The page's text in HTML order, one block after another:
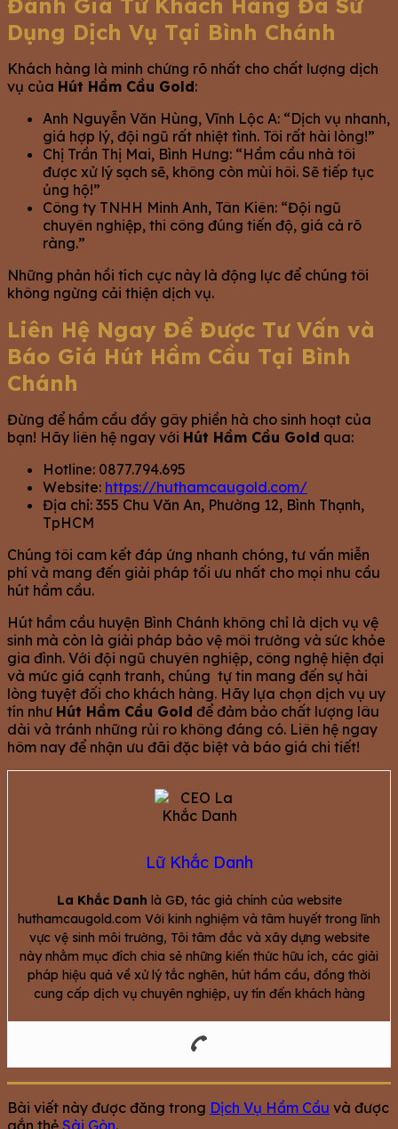
Dụng Dịch Vụ Tại Bình Chánh
Khách hàng là minh chứng rõ nhất cho chất lượng dịch
vụ của Hút Hầm Cầu Gold:
Anh Nguyễn Văn Hùng, Vĩnh Lộc A: “Dịch vụ nhanh,
giá hợp lý, đội ngũ rất nhiệt tình. Tôi rất hài lòng!”
Chị Trần Thị Mai, Bình Hưng: “Hầm cầu nhà tôi
được xử lý sạch sẽ, không còn mùi hôi. Sẽ tiếp tục
ủng hộ!”
Công ty TNHH Minh Anh, Tân Kiên: “Đội ngũ
chuyên nghiệp, thi công đúng tiến độ, giá cả rõ
ràng.”
Những phản hồi tích cực này là động lực để chúng tôi
không ngừng cải thiện dịch vụ.
Liên Hệ Ngay Để Được Tư Vấn và
Báo Giá Hút Hầm Cầu Tại Bình
Chánh
Đừng để hầm cầu đầy gây phiền hà cho sinh hoạt của
bạn! Hãy liên hệ ngay với Hút Hầm Cầu Gold qua:
Hotline: 0877.794.695
Website: https://huthamcaugold.com/
Địa chỉ: 355 Chu Văn An, Phường 12, Bình Thạnh,
TpHCM
Chúng tôi cam kết đáp ứng nhanh chóng, tư vấn miễn
phí và mang đến giải pháp tối ưu nhất cho mọi nhu cầu
hút hầm cầu.
Hút hầm cầu huyện Bình Chánh không chỉ là dịch vụ vệ
sinh mà còn là giải pháp bảo vệ môi trường và sức khỏe
gia đình. Với đội ngũ chuyên nghiệp, công nghệ hiện đại
và mức giá cạnh tranh, chúng tự tin mang đến sự hài
lòng tuyệt đối cho khách hàng. Hãy lựa chọn dịch vụ uy
tín như Hút Hầm Cầu Gold để đảm bảo chất lượng lâu
dài và tránh những rủi ro không đáng có. Liên hệ ngay
hôm nay để nhận ưu đãi đặc biệt và báo giá chi tiết!
Lữ Khắc Danh
La Khắc Danh là GĐ, tác giả chính của website
huthamcaugold.com Với kinh nghiệm và tâm huyết trong lĩnh
vực vệ sinh môi trường, Tôi tâm đắc và xây dựng website
này nhằm mục đích chia sẻ những kiến thức hữu ích, các giải
pháp hiệu quả về xử lý tắc nghẽn, hút hầm cầu, đồng thời
cung cấp dịch vụ chuyên nghiệp, uy tín đến khách hàng
Bài viết này được đăng trong Dịch Vụ Hầm Cầu và được
gắn thẻ Sài Gòn.